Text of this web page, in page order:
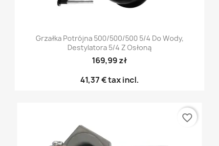
Grzałka Potrójna 500/500/500 5/4 Do Wody,
Destylatora 5/4 Z Osłoną
169,99 zł
41,37 €tax incl.
favorite_border